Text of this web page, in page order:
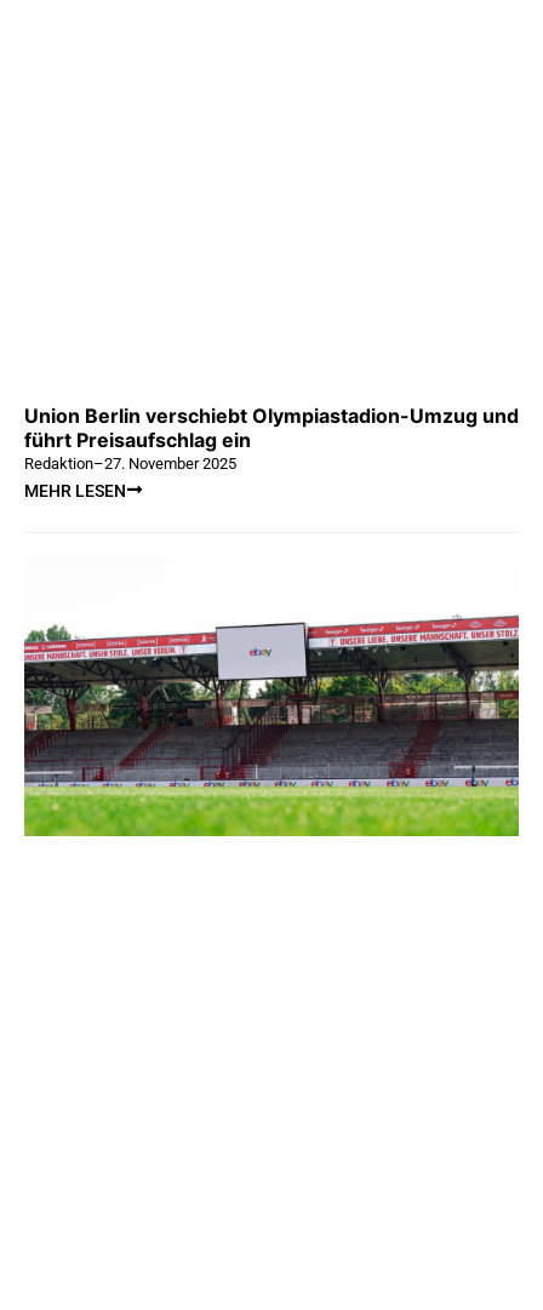
Union Berlin verschiebt Olympiastadion-Umzug und
führt Preisaufschlag ein
Redaktion–27. November 2025
MEHR LESEN